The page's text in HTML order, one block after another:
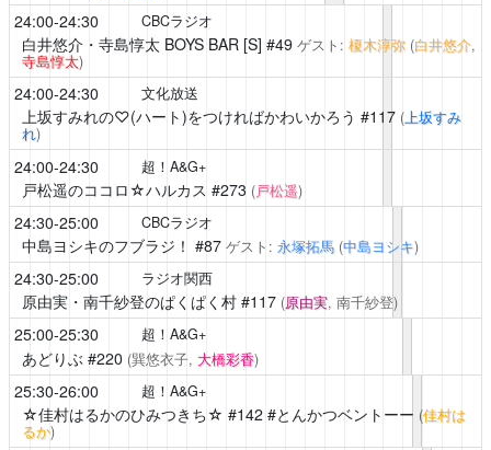
24:00-24:30 CBCラジオ
白井悠介・寺島惇太 BOYS BAR [S] #49 ゲスト: 榎木淳弥 (白井悠介,
寺島惇太)
24:00-24:30 文化放送
上坂すみれの♡(ハート)をつければかわいかろう #117 (上坂すみ
れ)
24:00-24:30 超！A&G+
戸松遥のココロ☆ハルカス #273 (戸松遥)
24:30-25:00 CBCラジオ
中島ヨシキのフブラジ！ #87 ゲスト: 永塚拓馬 (中島ヨシキ)
24:30-25:00 ラジオ関西
原由実・南千紗登のぱくぱく村#117 (原由実, 南千紗登)
25:00-25:30 超！A&G+
あどりぶ #220 (巽悠衣子, 大橋彩香)
25:30-26:00 超！A&G+
☆佳村はるかのひみつきち☆ #142 #とんかつベントーー (佳村は
るか)